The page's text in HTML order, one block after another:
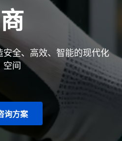
商
安全、高效、智能的现代化
空间
询方案